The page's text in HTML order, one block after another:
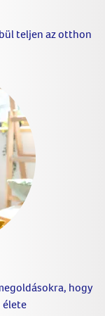
teljen az otthon
hogy
élete